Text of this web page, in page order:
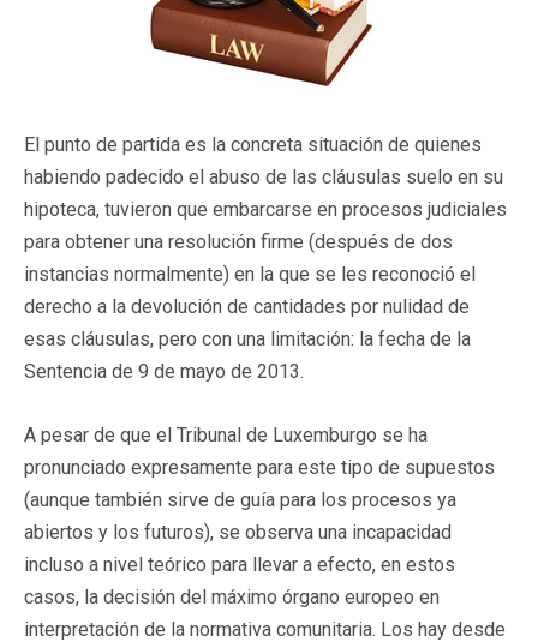
El punto de partida es la concreta situación de quienes
habiendo padecido el abuso de las cláusulas suelo en su
hipoteca, tuvieron que embarcarse en procesos judiciales
para obtener una resolución firme (después de dos
instancias normalmente) en la que se les reconoció el
derecho a la devolución de cantidades por nulidad de
esas cláusulas, pero con una limitación: la fecha de la
Sentencia de 9 de mayo de 2013.
A pesar de que el Tribunal de Luxemburgo se ha
pronunciado expresamente para este tipo de supuestos
(aunque también sirve de guía para los procesos ya
abiertos y los futuros), se observa una incapacidad
incluso a nivel teórico para llevar a efecto, en estos
casos, la decisión del máximo órgano europeo en
interpretación de la normativa comunitaria. Los hay desde